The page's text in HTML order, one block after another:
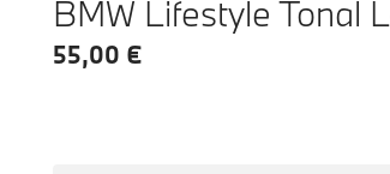
BMW Lifestyle Tonal
55,00 €